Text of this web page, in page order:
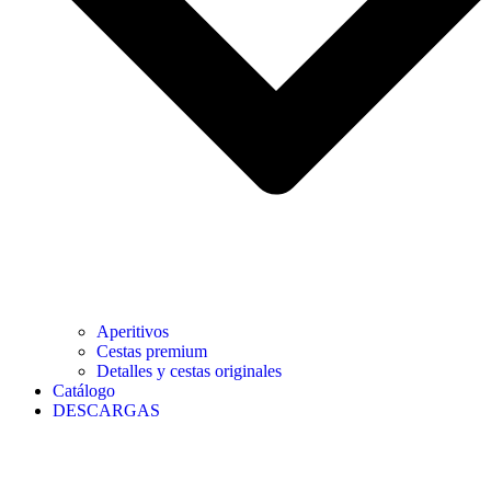
Aperitivos
Cestas premium
Detalles y cestas originales
Catálogo
DESCARGAS